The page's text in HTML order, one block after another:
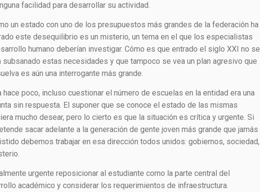
facilidad para desarrollar su actividad.
un estado con uno de los presupuestos más grandes de la federación ha
este desequilibrio es un misterio, un tema en el que los especialistas
humano deberían investigar. Cómo es que entrado el siglo XXI no se
subsanado estas necesidades y que tampoco se vea un plan agresivo que
es aún una interrogante más grande.
hace poco, incluso cuestionar el número de escuelas en la entidad era una
sin respuesta. El suponer que se conoce el estado de las mismas
mucho desear, pero lo cierto es que la situación es crítica y urgente. Si
sacar adelante a la generación de gente joven más grande que jamás
debemos trabajar en esa dirección todos unidos: gobiernos, sociedad,
urgente reposicionar al estudiante como la parte central del
académico y considerar los requerimientos de infraestructura.